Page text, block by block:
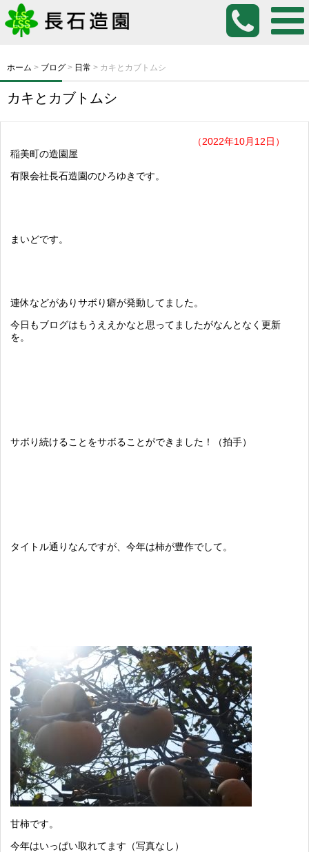
ホーム > ブログ > 日常 > カキとカブトムシ
カキとカブトムシ
（2022年10月12日）
稲美町の造園屋
有限会社長石造園のひろゆきです。
まいどです。
連休などがありサボり癖が発動してました。
今日もブログはもうええかなと思ってましたがなんとなく更新
を。
サボり続けることをサボることができました！（拍手）
タイトル通りなんですが、今年は柿が豊作でして。
甘柿です。
今年はいっぱい取れてます（写真なし）